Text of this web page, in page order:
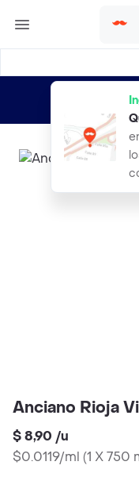
envíos
Anciano Rioja
$ 8,90 /u
$0.0119/ml (1 X 750